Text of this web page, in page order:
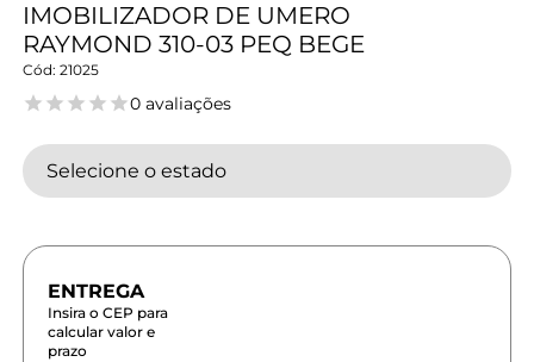
IMOBILIZADOR DE UMERO
RAYMOND 310-03 PEQ BEGE
21025
0 avaliações
Selecione o estado
Insira o CEP para
calcular valor e
prazo